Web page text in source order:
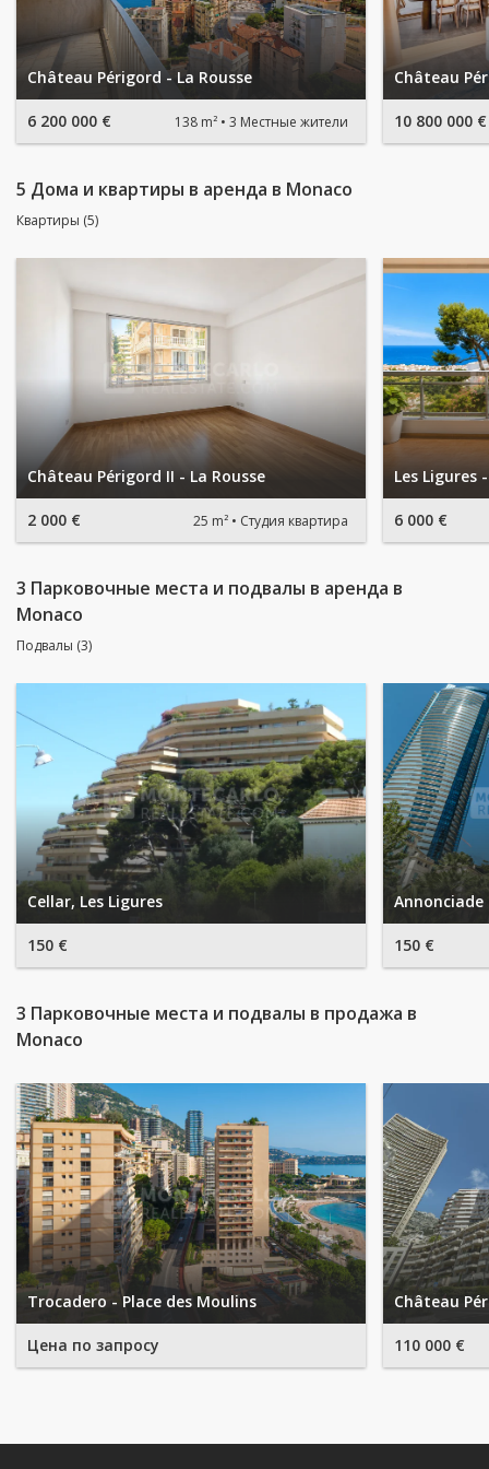
Château Périgord - La Rousse
6 200 000 € 138 m² 3 Местные жители
Château
10 800 000 €
5 Дома и квартиры в аренда в Monaco
Квартиры (5)
Château Périgord II - La Rousse
2 000 € 25 m² Студия квартира
Les Ligures
6 000 €
3 Парковочные места и подвалы в аренда в
Monaco
Подвалы (3)
Cellar, Les Ligures
150 €
Annonciade
150 €
3 Парковочные места и подвалы в продажа в
Monaco
Trocadero - Place des Moulins
Цена по запросу
Château
110 000 €